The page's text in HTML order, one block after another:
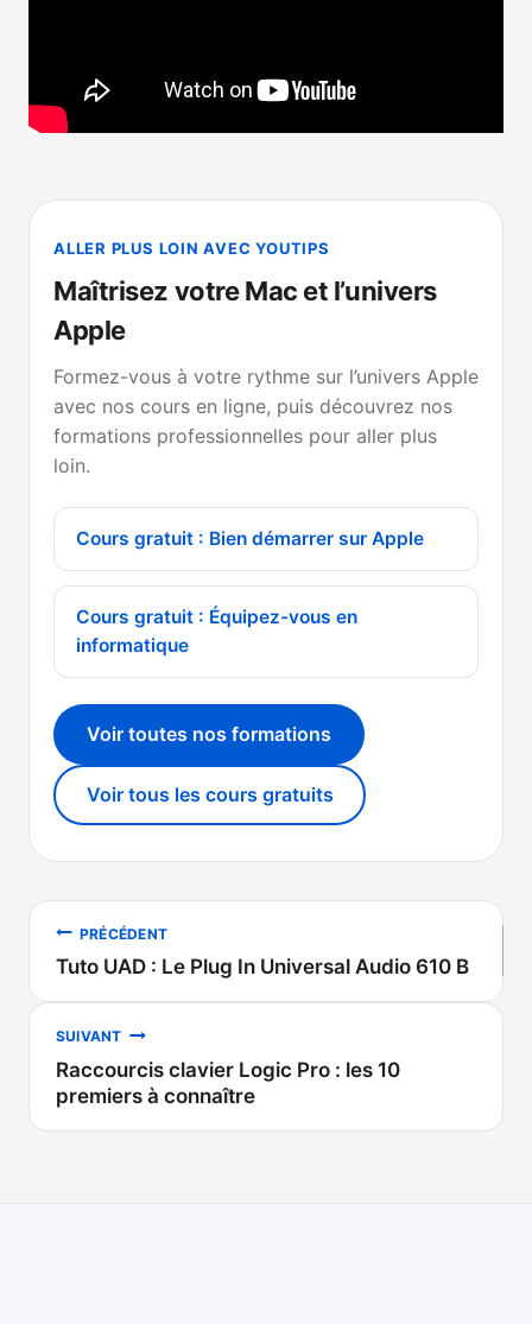
ALLER PLUS LOIN AVEC YOUTIPS
Maîtrisez votre Mac et l’univers
Apple
Formez-vous à votre rythme sur l’univers Apple
avec nos cours en ligne, puis découvrez nos
formations professionnelles pour aller plus
loin.
Cours gratuit : Bien démarrer sur Apple
Cours gratuit : Équipez-vous en
informatique
Voir toutes nos formations
Voir tous les cours gratuits
Navigation
de
l’article
PRÉCÉDENT
Tuto UAD : Le Plug In Universal Audio 610 B
SUIVANT
Raccourcis clavier Logic Pro : les 10
premiers à connaître